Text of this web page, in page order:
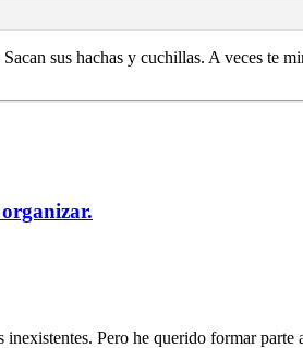
sus hachas y cuchillas. A veces te
Pero he querido formar parte